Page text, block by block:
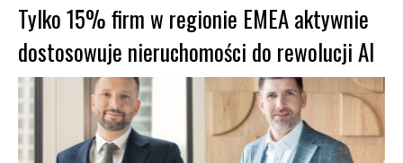
Tylko 15% firm w regionie EMEA aktywnie
dostosowuje nieruchomości do rewolucji AI